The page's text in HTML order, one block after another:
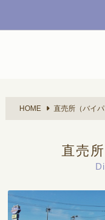
HOME 直売所（バイパ
直売